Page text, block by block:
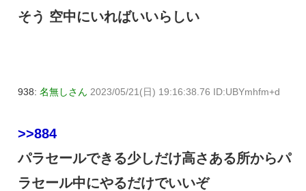
そう 空中にいればいいらしい
938: 名無しさん 2023/05/21(日) 19:16:38.76 ID:UBYmhfm+d
>>884
パラセールできる少しだけ高さある所からパ
ラセール中にやるだけでいいぞ